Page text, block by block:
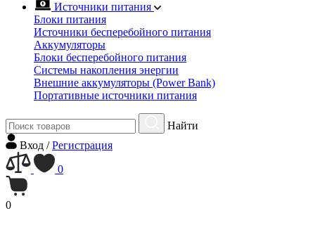
Источники питания
Блоки питания
Источники бесперебойного питания
Аккумуляторы
Блоки бесперебойного питания
Системы накопления энергии
Внешние аккумуляторы (Power Bank)
Портативные источники питания
Найти
Вход /Регистрация
0
0